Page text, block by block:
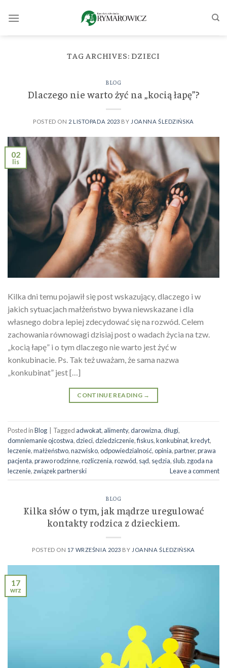
TAG ARCHIVES:DZIECI
BLOG
Dlaczego nie warto żyć na „kocią łapę”?
POSTED ON 2 LISTOPADA 2023 BY JOANNA ŚLEDZIŃSKA
02
lis
Kilka dni temu pojawił się post wskazujący, dlaczego i w
jakich sytuacjach małżeństwo bywa niewskazane i dla
własnego dobra lepiej zdecydować się na rozwód. Celem
zachowania równowagi dzisiaj post o wadach życia na tzw.
„kocią łapę” i o tym dlaczego nie warto jest żyć w
konkubinacie. Ps. Tak też uważam, że sama nazwa
„konkubinat” jest […]
CONTINUE READING →
Posted inBlog Tagged adwokat, alimenty,darowizna,długi,
domniemanie ojcostwa,dzieci,dziedziczenie,fiskus,konkubinat,kredyt,
leczenie,małżeństwo,nazwisko,odpowiedzialność,opinia,partner,prawa
pacjenta,prawo rodzinne,rozliczenia,rozwód, sąd, sędzia,ślub,zgoda na
leczenie,związek partnerski Leave a comment
BLOG
Kilka słów o tym, jak mądrze uregulować
kontakty rodzica z dzieckiem.
POSTED ON 17 WRZEŚNIA 2023 BY JOANNA ŚLEDZIŃSKA
17
wrz